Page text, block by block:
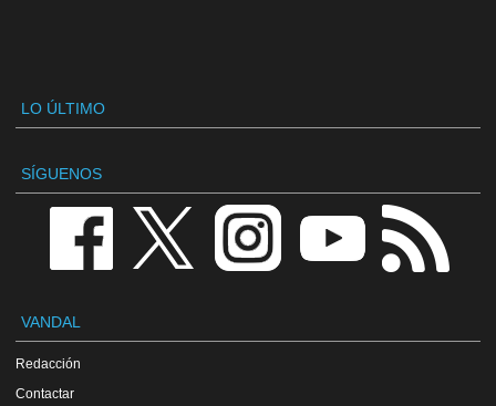
LO ÚLTIMO
SÍGUENOS
VANDAL
Redacción
Contactar